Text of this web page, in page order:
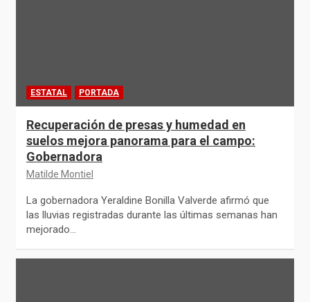
ESTATAL PORTADA
Recuperación de presas y humedad en
suelos mejora panorama para el campo:
Gobernadora
Matilde Montiel
La gobernadora Yeraldine Bonilla Valverde afirmó que
las lluvias registradas durante las últimas semanas han
mejorado…